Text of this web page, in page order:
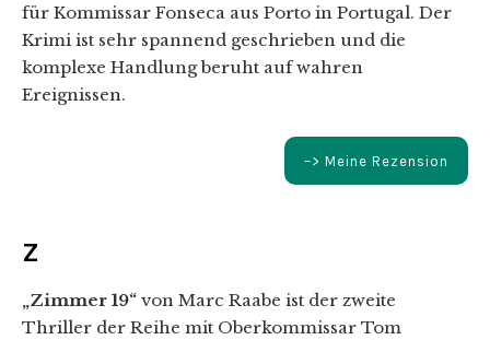
für Kommissar Fonseca aus Porto in Portugal. Der
Krimi ist sehr spannend geschrieben und die
komplexe Handlung beruht auf wahren
Ereignissen.
–> Meine Rezension
Z
„Zimmer 19“ von Marc Raabe ist der zweite
Thriller der Reihe mit Oberkommissar Tom